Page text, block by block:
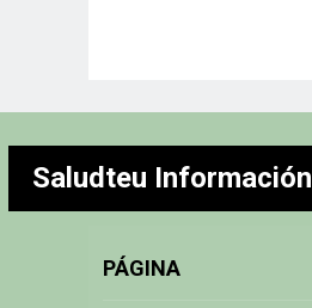
Saludteu Información
PÁGINA